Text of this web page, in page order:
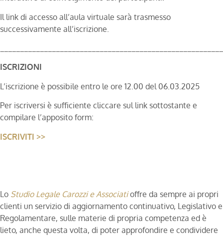
Il link di accesso all’aula virtuale sarà trasmesso
successivamente all’iscrizione.
ISCRIZIONI
L’iscrizione è possibile entro le ore 12.00 del 06.03.2025
Per iscriversi è sufficiente cliccare sul link sottostante e
compilare l’apposito form:
ISCRIVITI >>
Lo Studio Legale Carozzi e Associati offre da sempre ai propri
clienti un servizio di aggiornamento continuativo, Legislativo e
Regolamentare, sulle materie di propria competenza ed è
lieto, anche questa volta, di poter approfondire e condividere